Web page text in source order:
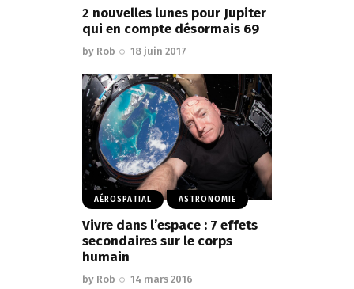
2 nouvelles lunes pour Jupiter
qui en compte désormais 69
by Rob 18 juin 2017
AÉROSPATIAL ASTRONOMIE
Vivre dans l’espace : 7 effets
secondaires sur le corps
humain
by Rob 14 mars 2016